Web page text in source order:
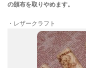
の頒布を取りやめます。
・レザークラフト